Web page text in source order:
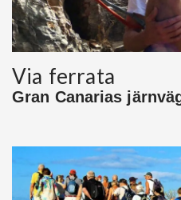
Via ferrata
Gran Canarias